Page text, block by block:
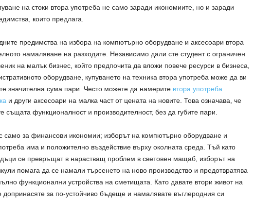
на стоки втора употреба не само заради икономиите, но и заради
които предлага.
предимства на избора на компютърно оборудване и аксесоари втора
намаляване на разходите. Независимо дали сте студент с ограничен
на малък бизнес, който предпочита да вложи повече ресурси в бизнеса,
оборудване, купуването на техника втора употреба може да ви
значителна сума пари. Често можете да намерите втора употреба
и други аксесоари на малка част от цената на новите. Това означава, че
същата функционалност и производителност, без да губите пари.
само за финансови икономии; изборът на компютърно оборудване и
има и положително въздействие върху околната среда. Тъй като
се превръщат в нарастващ проблем в световен мащаб, изборът на
помага да се намали търсенето на ново производство и предотвратява
функционални устройства на сметищата. Като давате втори живот на
допринасяте за по-устойчиво бъдеще и намалявате въглеродния си